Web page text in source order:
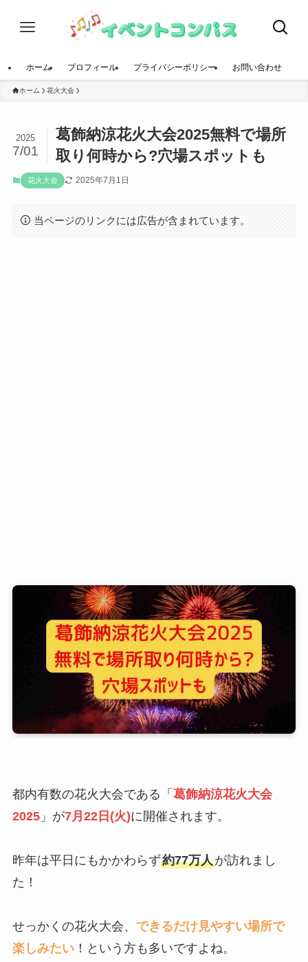
ホーム プロフィール プライバシーポリシー お問い合わせ
ホーム 花火大会
葛飾納涼花火大会2025無料で場所
取り何時から?穴場スポットも
2025
7/01
花火大会 2025年7月1日
当ページのリンクには広告が含まれています。
都内有数の花火大会である「 葛飾納涼花火大会
2025」が7月22日(火)に開催されます。
昨年は平日にもかかわらず約77万人が訪れまし
た！
せっかくの花火大会、 できるだけ見やすい場所で
楽しみたい！という方も多いですよね。